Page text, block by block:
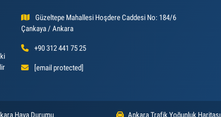
Güzeltepe Mahallesi Hoşdere Caddesi No: 184/6
Çankaya / Ankara
+90 312 441 75 25
[email protected]
Hava Durumu Ankara Trafik Yoğunluk Haritası